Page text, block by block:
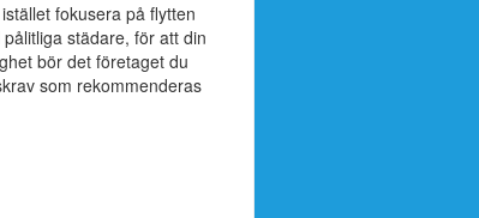
fokusera på flytten
städare, för att din
bör det företaget du
som rekommenderas